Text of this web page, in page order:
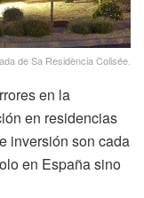
de Sa Residència Colisée.
en la
en residencias
inversión son cada
en España sino